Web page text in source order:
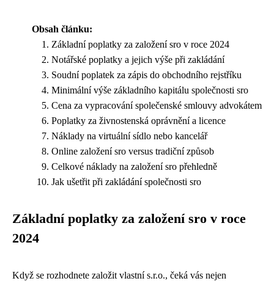
Obsah článku:
Základní poplatky za založení sro v roce 2024
Notářské poplatky a jejich výše při zakládání
Soudní poplatek za zápis do obchodního rejstříku
Minimální výše základního kapitálu společnosti sro
Cena za vypracování společenské smlouvy advokátem
Poplatky za živnostenská oprávnění a licence
Náklady na virtuální sídlo nebo kancelář
Online založení sro versus tradiční způsob
Celkové náklady na založení sro přehledně
Jak ušetřit při zakládání společnosti sro
Základní poplatky za založení sro v roce
2024
Když se rozhodnete založit vlastní s.r.o., čeká vás nejen